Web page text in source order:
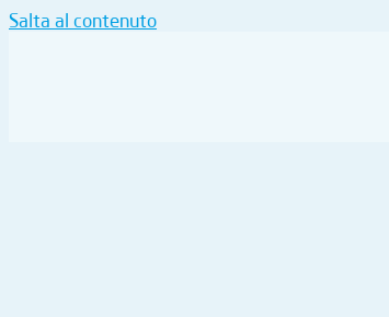
Salta al contenuto